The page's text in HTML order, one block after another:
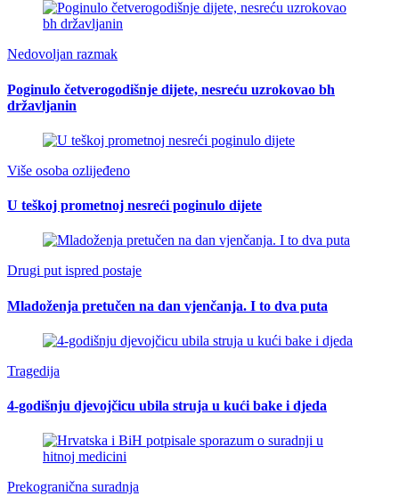
Nedovoljan razmak
Poginulo četverogodišnje dijete, nesreću uzrokovao bh
državljanin
Više osoba ozlijeđeno
U teškoj prometnoj nesreći poginulo dijete
Drugi put ispred postaje
Mladoženja pretučen na dan vjenčanja. I to dva puta
Tragedija
4-godišnju djevojčicu ubila struja u kući bake i djeda
Prekogranična suradnja